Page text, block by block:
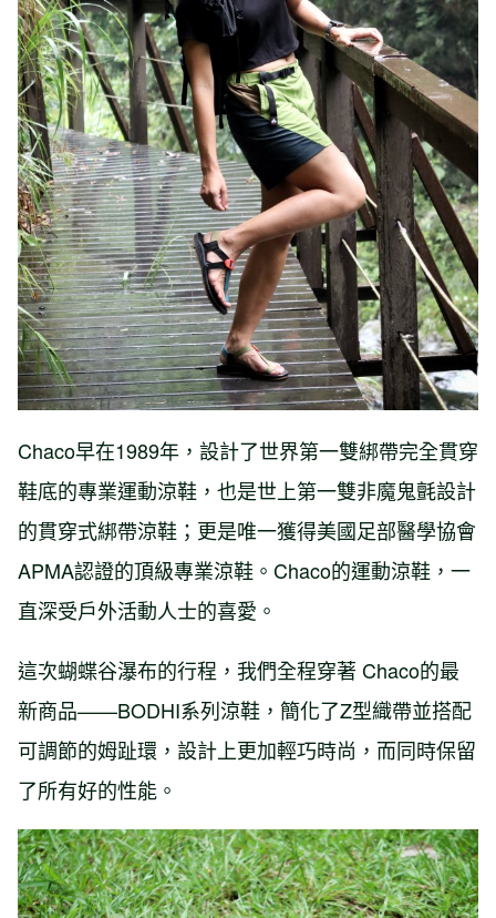
Chaco早在1989年，設計了世界第一雙綁帶完全貫穿
鞋底的專業運動涼鞋，也是世上第一雙非魔鬼氈設計
的貫穿式綁帶涼鞋；更是唯一獲得美國足部醫學協會
APMA認證的頂級專業涼鞋。Chaco的運動涼鞋，一
直深受戶外活動人士的喜愛。
這次蝴蝶谷瀑布的行程，我們全程穿著 Chaco的最
新商品——BODHI系列涼鞋，簡化了Z型織帶並搭配
可調節的姆趾環，設計上更加輕巧時尚，而同時保留
了所有好的性能。